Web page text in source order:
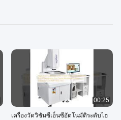
00:25
เครื่องวัดวิชันซีเอ็นซีอัตโนมัติระดับไฮ